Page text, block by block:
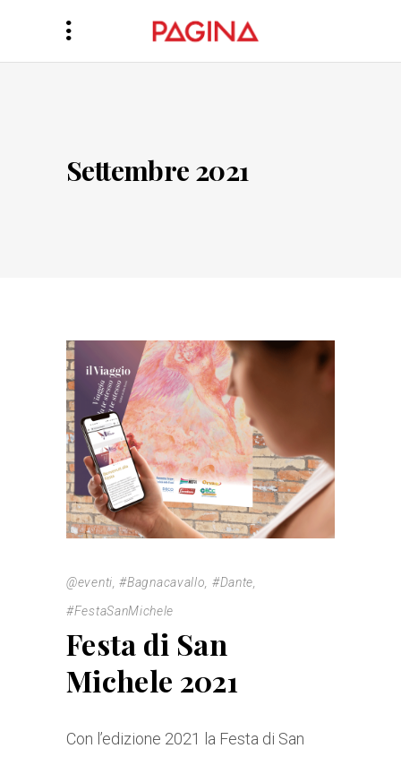
Settembre 2021
@eventi ,#Bagnacavallo #Dante
#FestaSanMichele
Festa di San
Michele 2021
Con l’edizione 2021 la Festa di San